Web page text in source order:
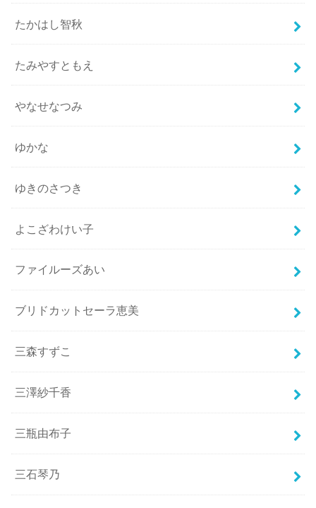
たかはし智秋
たみやすともえ
やなせなつみ
ゆかな
ゆきのさつき
よこざわけい子
ファイルーズあい
ブリドカットセーラ恵美
三森すずこ
三澤紗千香
三瓶由布子
三石琴乃